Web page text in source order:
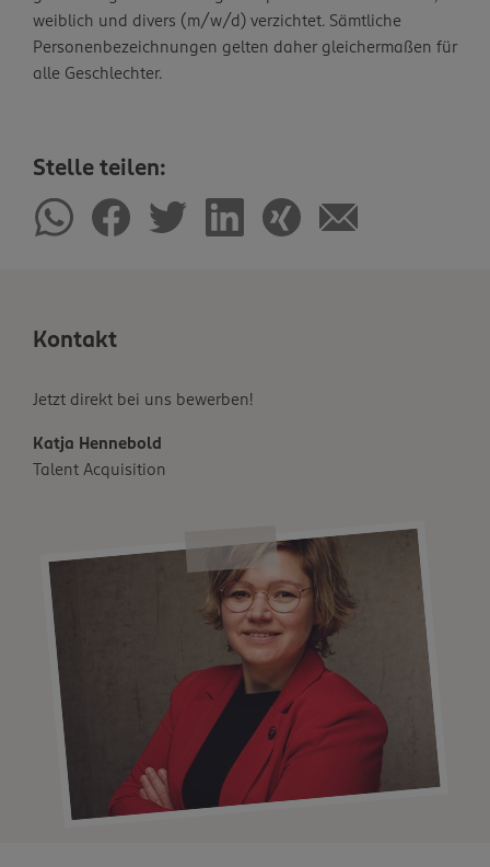
weiblich und divers (m/w/d) verzichtet. Sämtliche
Personenbezeichnungen gelten daher gleichermaßen für
alle Geschlechter.
Stelle teilen:
Kontakt
Jetzt direkt bei uns bewerben!
Katja Hennebold
Talent Acquisition